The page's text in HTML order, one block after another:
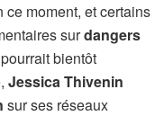
ce moment, et certains
surdangers
bientôt
Jessica Thivenin
sur ses réseaux